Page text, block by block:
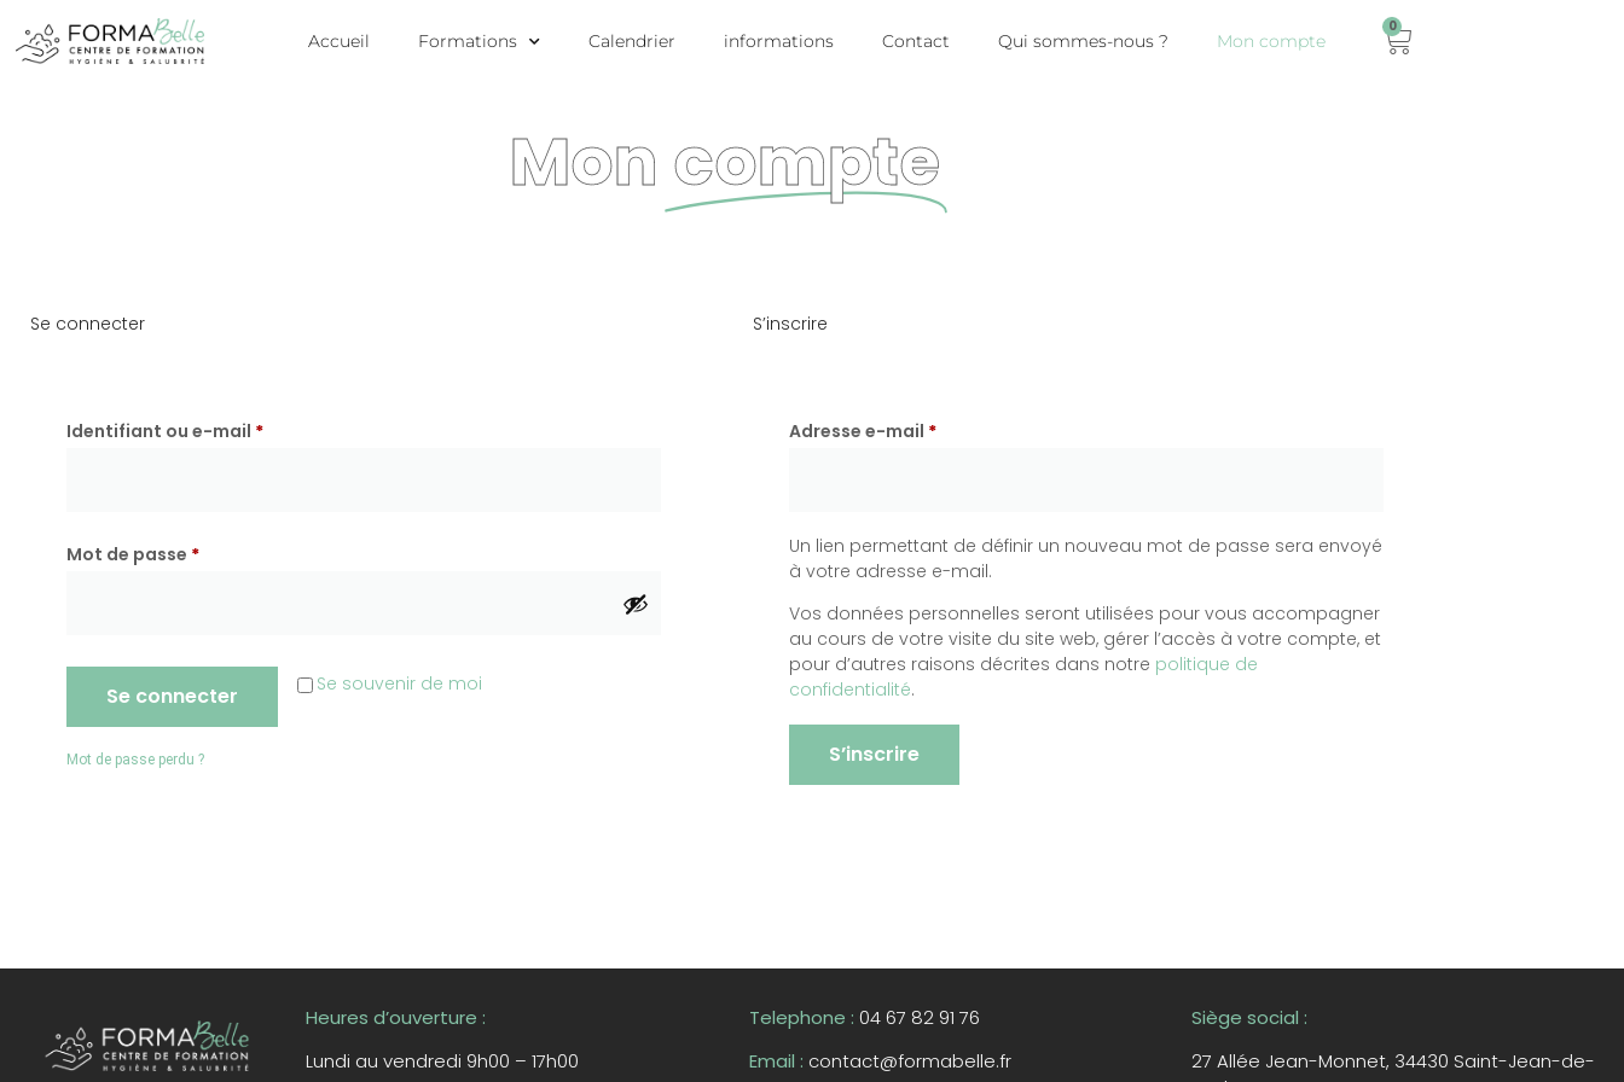
Accueil Formations Calendrier informations Contact Qui sommes-nous ? Mon compte
0
Mon compte
Se connecter
Identifiant ou e-mail *
Mot de passe *
Se souvenir de moi
Se connecter
Mot de passe perdu ?
S’inscrire
Adresse e-mail *
Un lien permettant de définir un nouveau mot de passe sera envoyé
à votre adresse e-mail.
Vos données personnelles seront utilisées pour vous accompagner
au cours de votre visite du site web, gérer l’accès à votre compte, et
pour d’autres raisons décrites dans notre politique de
confidentialité.
S’inscrire
Heures d’ouverture :
Lundi au vendredi 9h00 – 17h00
Telephone : 04 67 82 91 76
Email : contact@formabelle.fr
Siège social :
27 Allée Jean-Monnet, 34430 Saint-Jean-de-